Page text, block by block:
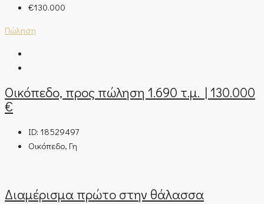
€130.000
Πώληση
Οικόπεδο, προς πώληση 1.690 τ.μ. | 130.000
€
ID: 18529497
Οικόπεδο, Γη
Διαμέρισμα πρώτο στην θάλασσα